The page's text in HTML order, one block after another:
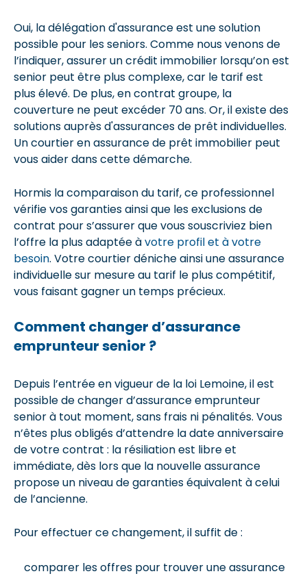
Oui, la délégation d'assurance est une solution
possible pour les seniors. Comme nous venons de
l’indiquer, assurer un crédit immobilier lorsqu’on est
senior peut être plus complexe, car le tarif est
plus élevé. De plus, en contrat groupe, la
couverture ne peut excéder 70 ans. Or, il existe des
solutions auprès d'assurances de prêt individuelles.
Un courtier en assurance de prêt immobilier peut
vous aider dans cette démarche.
Hormis la comparaison du tarif, ce professionnel
vérifie vos garanties ainsi que les exclusions de
contrat pour s’assurer que vous souscriviez bien
l’offre la plus adaptée àvotre profil et à votre
besoin. Votre courtier déniche ainsi une assurance
individuelle sur mesure au tarif le plus compétitif,
vous faisant gagner un temps précieux.
Comment changer d’assurance
emprunteur senior ?
Depuis l’entrée en vigueur de la loi Lemoine, il est
possible de changer d’assurance emprunteur
senior à tout moment, sans frais ni pénalités. Vous
n’êtes plus obligés d’attendre la date anniversaire
de votre contrat : la résiliation est libre et
immédiate, dès lors que la nouvelle assurance
propose un niveau de garanties équivalent à celui
de l’ancienne.
Pour effectuer ce changement, il suffit de :
comparer les offres pour trouver une assurance